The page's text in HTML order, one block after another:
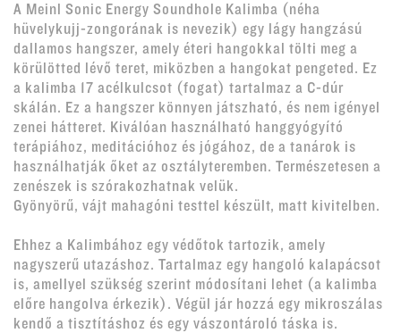
A Meinl Sonic Energy Soundhole Kalimba (néha
hüvelykujj-zongorának is nevezik) egy lágy hangzású
dallamos hangszer, amely éteri hangokkal tölti meg a
körülötted lévő teret, miközben a hangokat pengeted. Ez
a kalimba 17 acélkulcsot (fogat) tartalmaz a C-dúr
skálán. Ez a hangszer könnyen játszható, és nem igényel
zenei hátteret. Kiválóan használható hanggyógyító
terápiához, meditációhoz és jógához, de a tanárok is
használhatják őket az osztályteremben. Természetesen a
zenészek is szórakozhatnak velük.
Gyönyörű, vájt mahagóni testtel készült, matt kivitelben.
Ehhez a Kalimbához egy védőtok tartozik, amely
nagyszerű utazáshoz. Tartalmaz egy hangoló kalapácsot
is, amellyel szükség szerint módosítani lehet (a kalimba
előre hangolva érkezik). Végül jár hozzá egy mikroszálas
kendő a tisztításhoz és egy vászontároló táska is.